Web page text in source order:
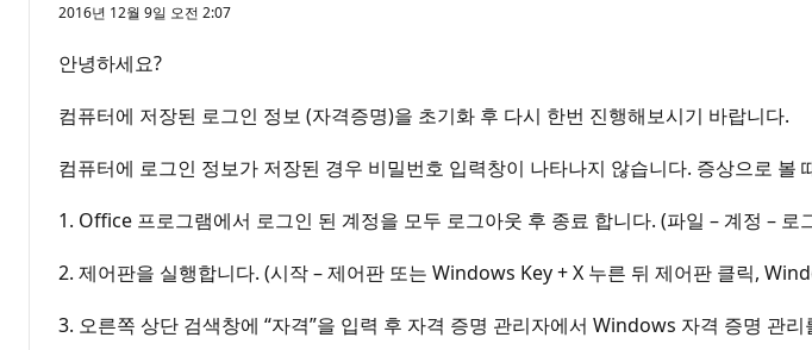
2016년 12월 9일 오전 2:07
안녕하세요?
컴퓨터에 저장된 로그인 정보 (자격증명)을 초기화 후 다시 한번 진행해보시기 바랍니다.
컴퓨터에 로그인 정보가 저장된 경우 비밀번호 입력창이 나타나지 않습니다. 증상으로
1. Office 프로그램에서 로그인 된 계정을 모두 로그아웃 후 종료 합니다. (파일 – 계정 – 로
2. 제어판을 실행합니다. (시작 – 제어판 또는 Windows Key + X 누른 뒤 제어판 클릭,
3. 오른쪽 상단 검색창에 “자격”을 입력 후 자격 증명 관리자에서 Windows 자격 증명 관리